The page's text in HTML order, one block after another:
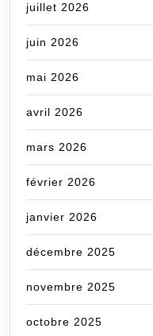
juillet 2026
juin 2026
mai 2026
avril 2026
mars 2026
février 2026
janvier 2026
décembre 2025
novembre 2025
octobre 2025